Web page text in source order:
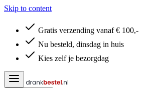
Skip to content
Gratis verzending vanaf € 100,-
Nu besteld, dinsdag in huis
Kies zelf je bezorgdag